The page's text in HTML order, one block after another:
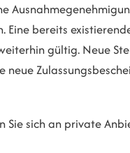
Ausnahmeg
bereits
gültig. Neue
Sie sich an private